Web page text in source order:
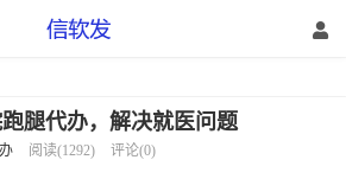
腿代办，解决就医问题
阅读(1292) 评论(0)